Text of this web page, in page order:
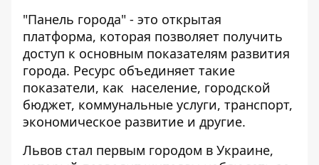
"Панель города" - это открытая
платформа, которая позволяет получить
доступ к основным показателям развития
города. Ресурс объединяет такие
показатели, как население, городской
бюджет, коммунальные услуги, транспорт,
экономическое развитие и другие.
Львов стал первым городом в Украине,